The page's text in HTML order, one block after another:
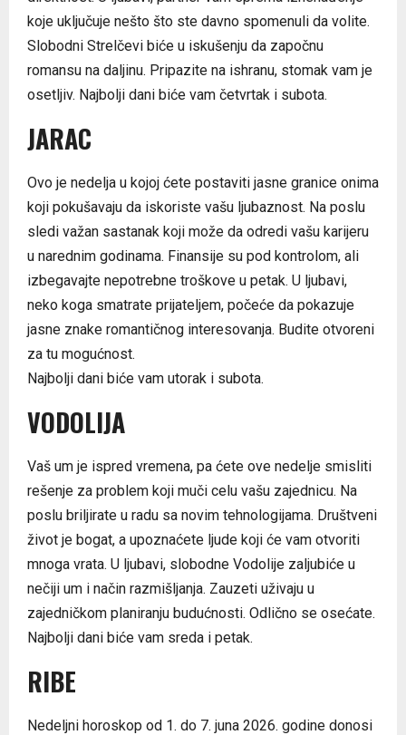
koje uključuje nešto što ste davno spomenuli da volite.
Slobodni Strelčevi biće u iskušenju da započnu
romansu na daljinu. Pripazite na ishranu, stomak vam je
osetljiv. Najbolji dani biće vam četvrtak i subota.
JARAC
Ovo je nedelja u kojoj ćete postaviti jasne granice onima
koji pokušavaju da iskoriste vašu ljubaznost. Na poslu
sledi važan sastanak koji može da odredi vašu karijeru
u narednim godinama. Finansije su pod kontrolom, ali
izbegavajte nepotrebne troškove u petak. U ljubavi,
neko koga smatrate prijateljem, počeće da pokazuje
jasne znake romantičnog interesovanja. Budite otvoreni
za tu mogućnost.
Najbolji dani biće vam utorak i subota.
VODOLIJA
Vaš um je ispred vremena, pa ćete ove nedelje smisliti
rešenje za problem koji muči celu vašu zajednicu. Na
poslu briljirate u radu sa novim tehnologijama. Društveni
život je bogat, a upoznaćete ljude koji će vam otvoriti
mnoga vrata. U ljubavi, slobodne Vodolije zaljubiće u
nečiji um i način razmišljanja. Zauzeti uživaju u
zajedničkom planiranju budućnosti. Odlično se osećate.
Najbolji dani biće vam sreda i petak.
RIBE
Nedeljni horoskop od 1. do 7. juna 2026. godine donosi